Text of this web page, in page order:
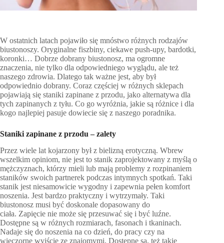
W ostatnich latach pojawiło się mnóstwo różnych rodzajów
biustonoszy. Oryginalne fiszbiny, ciekawe push-upy, bardotki,
koronki… Dobrze dobrany biustonosz, ma ogromne
znaczenia, nie tylko dla odpowiedniego wyglądu, ale też
naszego zdrowia. Dlatego tak ważne jest, aby był
odpowiednio dobrany. Coraz częściej w różnych sklepach
pojawiają się staniki zapinane z przodu, jako alternatywa dla
tych zapinanych z tyłu. Co go wyróżnia, jakie są różnice i dla
kogo najlepiej pasuje dowiecie się z naszego poradnika.
Staniki zapinane z przodu – zalety
Przez wiele lat kojarzony był z bielizną erotyczną. Wbrew
wszelkim opiniom, nie jest to stanik zaprojektowany z myślą o
mężczyznach, którzy mieli lub mają problemy z rozpinaniem
staników swoich partnerek podczas intymnych spotkań. Taki
stanik jest niesamowicie wygodny i zapewnia pełen komfort
noszenia. Jest bardzo praktyczny i wytrzymały. Taki
biustonosz musi być doskonale dopasowany do
ciała. Zapięcie nie może się przesuwać się i być luźne.
Dostępne są w różnych rozmiarach, fasonach i tkaninach.
Nadaje się do noszenia na co dzień, do pracy czy na
wieczorne wyjście ze znajomymi. Dostępne są, też takie